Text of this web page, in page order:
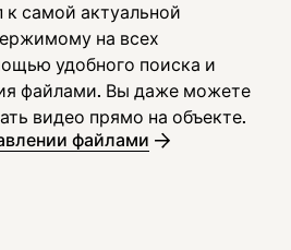
к самой актуальной
на всех
удобного поиска и
файлами. Вы даже можете
видео прямо на объекте.
файлами